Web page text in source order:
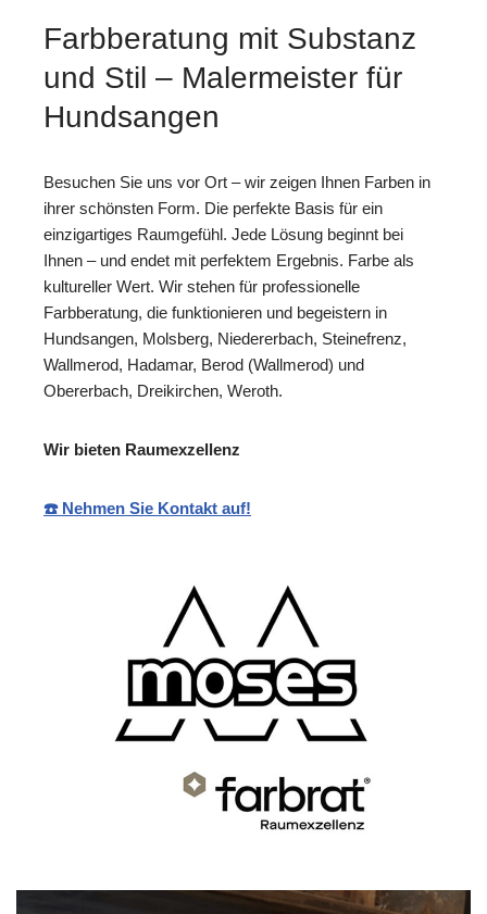
Farbberatung mit Substanz
und Stil – Malermeister für
Hundsangen
Besuchen Sie uns vor Ort – wir zeigen Ihnen Farben in
ihrer schönsten Form. Die perfekte Basis für ein
einzigartiges Raumgefühl. Jede Lösung beginnt bei
Ihnen – und endet mit perfektem Ergebnis. Farbe als
kultureller Wert. Wir stehen für professionelle
Farbberatung, die funktionieren und begeistern in
Hundsangen, Molsberg, Niedererbach, Steinefrenz,
Wallmerod, Hadamar, Berod (Wallmerod) und
Obererbach, Dreikirchen, Weroth.
Wir bieten Raumexzellenz
☎️ Nehmen Sie Kontakt auf!